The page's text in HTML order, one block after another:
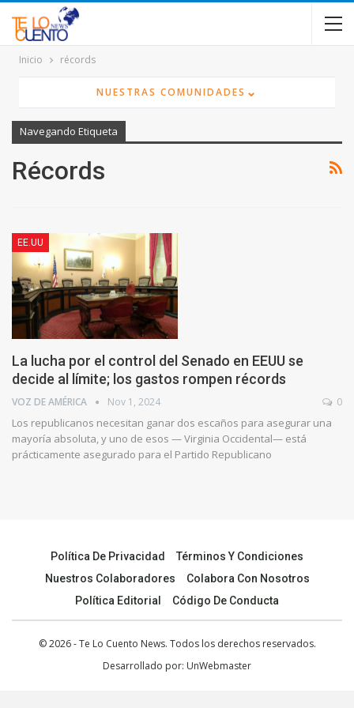
Inicio récords
NUESTRAS COMUNIDADES ⌄
Navegando Etiqueta
Récords
EE.UU
La lucha por el control del Senado en EEUU se
decide al límite; los gastos rompen récords
VOZ DE AMÉRICA Nov 1, 2024 0
Los republicanos necesitan ganar dos escaños para asegurar una
mayoría absoluta, y uno de esos — Virginia Occidental— está
prácticamente asegurado para el Partido Republicano
Política De Privacidad
Términos Y Condiciones
Nuestros Colaboradores
Colabora Con Nosotros
Política Editorial
Código De Conducta
© 2026 - Te Lo Cuento News. Todos los derechos reservados.
Desarrollado por: UnWebmaster